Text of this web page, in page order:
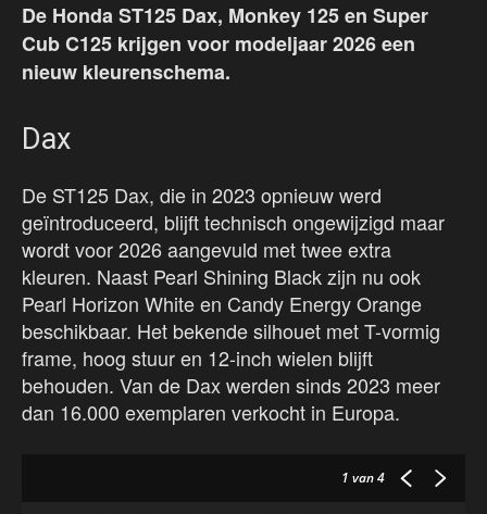
De Honda ST125 Dax, Monkey 125 en Super
Cub C125 krijgen voor modeljaar 2026 een
nieuw kleurenschema.
Dax
De ST125 Dax, die in 2023 opnieuw werd
geïntroduceerd, blijft technisch ongewijzigd maar
wordt voor 2026 aangevuld met twee extra
kleuren. Naast Pearl Shining Black zijn nu ook
Pearl Horizon White en Candy Energy Orange
beschikbaar. Het bekende silhouet met T-vormig
frame, hoog stuur en 12-inch wielen blijft
behouden. Van de Dax werden sinds 2023 meer
dan 16.000 exemplaren verkocht in Europa.
1 van 4